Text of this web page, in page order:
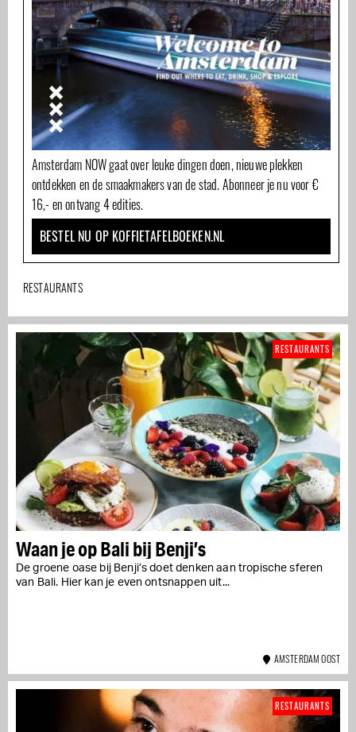
Amsterdam NOW gaat over leuke dingen doen, nieuwe plekken
ontdekken en de smaakmakers van de stad. Abonneer je nu voor €
16,- en ontvang 4 edities.
BESTEL NU OP KOFFIETAFELBOEKEN.NL
RESTAURANTS
Waan je op Bali bij Benji’s
De groene oase bij Benji’s doet denken aan tropische sferen
van Bali. Hier kan je even ontsnappen uit...
RESTAURANTS
AMSTERDAM OOST
RESTAURANTS